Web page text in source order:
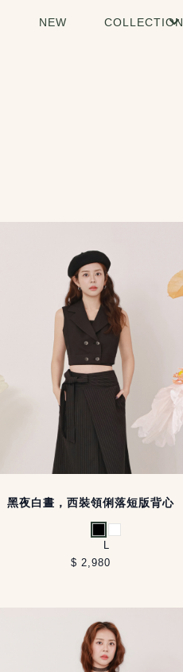
NEW COLLECTION
黑夜白晝，西裝領俐落短版背心
黑 白
L
$ 2,980